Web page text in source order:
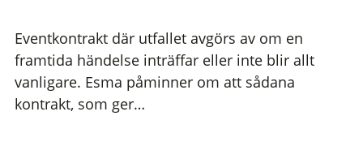
Eventkontrakt där utfallet avgörs av om en
framtida händelse inträffar eller inte blir allt
vanligare. Esma påminner om att sådana
kontrakt, som ger…